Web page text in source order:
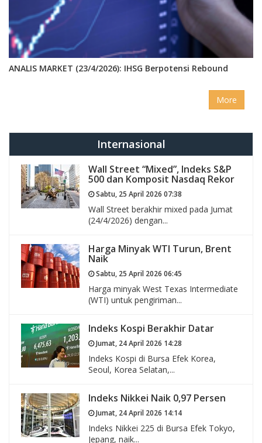
ANALIS MARKET (23/4/2026): IHSG Berpotensi Rebound
More
Internasional
Wall Street “Mixed”, Indeks S&P
500 dan Komposit Nasdaq Rekor
Sabtu, 25 April 2026 07:38
Wall Street berakhir mixed pada Jumat
(24/4/2026) dengan...
Harga Minyak WTI Turun, Brent
Naik
Sabtu, 25 April 2026 06:45
Harga minyak West Texas Intermediate
(WTI) untuk pengiriman...
Indeks Kospi Berakhir Datar
Jumat, 24 April 2026 14:28
Indeks Kospi di Bursa Efek Korea,
Seoul, Korea Selatan,...
Indeks Nikkei Naik 0,97 Persen
Jumat, 24 April 2026 14:14
Indeks Nikkei 225 di Bursa Efek Tokyo,
Jepang, naik...